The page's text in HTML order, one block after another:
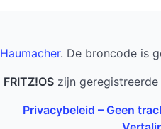
. De broncode is
FRITZ!OSzijn geregistreerde
Privacybeleid – Geen